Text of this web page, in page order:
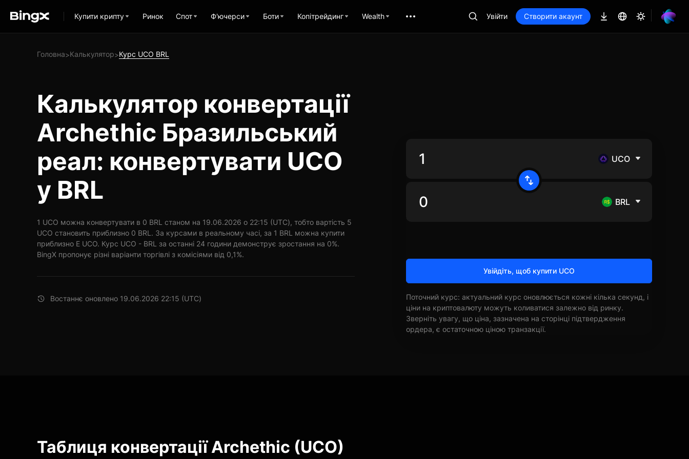
Купити крипту Ринок Спот Ф'ючерси Боти Копітрейдинг Wealth Увійти Створити акаунт
Головна>Калькулятор>Курс UCO BRL
Калькулятор конвертації
Archethic Бразильський
реал: конвертувати UCO
у BRL
1 UCO можна конвертувати в 0 BRL станом на 19.06.2026 о 22:15 (UTC), тобто вартість 5
UCO становить приблизно 0 BRL. За курсами в реальному часі, за 1 BRL можна купити
приблизно E UCO. Курс UCO - BRL за останні 24 години демонструє зростання на 0%.
BingX пропонує різні варіанти торгівлі з комісіями від 0,1%.
Востаннє оновлено 19.06.2026 22:15 (UTC)
UCO
BRL
Увійдіть, щоб купити UCO
Поточний курс: актуальний курс оновлюється кожні кілька секунд, і
ціни на криптовалюту можуть коливатися залежно від ринку.
Зверніть увагу, що ціна, зазначена на сторінці підтвердження
ордера, є остаточною ціною транзакції.
Таблиця конвертації Archethic (UCO)